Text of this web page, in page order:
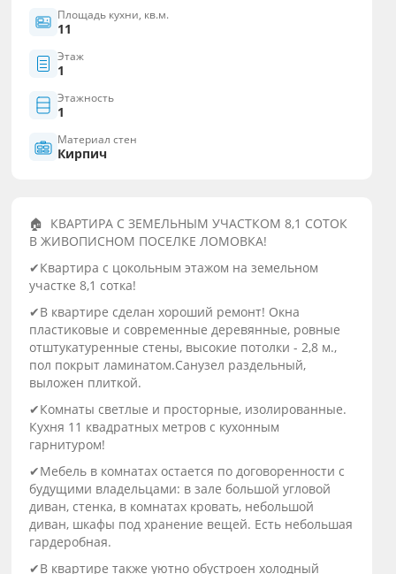
Площадь кухни, кв.м.
11
Этаж
1
Этажность
1
Материал стен
Кирпич
🏠 КВАРТИРА С ЗЕМЕЛЬНЫМ УЧАСТКОМ 8,1 СОТОК
В ЖИВОПИСНОМ ПОСЕЛКЕ ЛОМОВКА!
✔Квартира с цокольным этажом на земельном
участке 8,1 сотка!
✔В квартире сделан хороший ремонт! Окна
пластиковые и современные деревянные, ровные
отштукатуренные стены, высокие потолки - 2,8 м.,
пол покрыт ламинатом.Санузел раздельный,
выложен плиткой.
✔Комнаты светлые и просторные, изолированные.
Кухня 11 квадратных метров с кухонным
гарнитуром!
✔Мебель в комнатах остается по договоренности с
будущими владельцами: в зале большой угловой
диван, стенка, в комнатах кровать, небольшой
диван, шкафы под хранение вещей. Есть небольшая
гардеробная.
✔В квартире также уютно обустроен холодный